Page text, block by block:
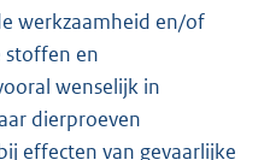
werkzaamheid en/of
stoffen en
wenselijk in
dierproeven
effecten van gevaarlijke